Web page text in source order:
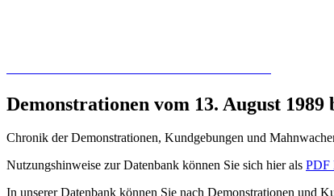
Demonstrationen vom 13. August
Chronik der Demonstrationen, Kundgebungen und
Nutzungshinweise zur Datenbank können Sie sich hier als PDF
In unserer Datenbank können Sie nach Demonstrationen und